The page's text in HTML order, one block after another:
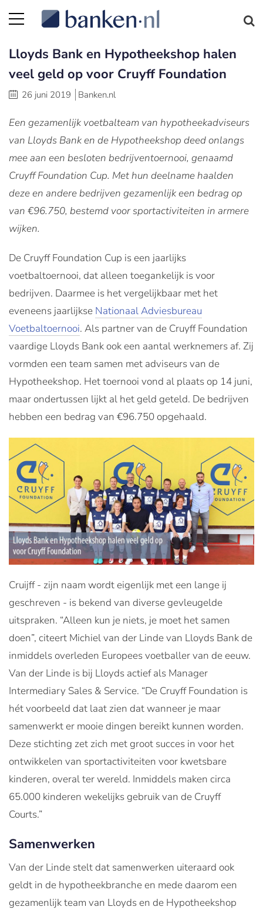
Lloyds Bank en Hypotheekshop halen
veel geld op voor Cruyff Foundation
26 juni 2019 Banken.nl
Een gezamenlijk voetbalteam van hypotheekadviseurs
van Lloyds Bank en de Hypotheekshop deed onlangs
mee aan een besloten bedrijventoernooi, genaamd
Cruyff Foundation Cup. Met hun deelname haalden
deze en andere bedrijven gezamenlijk een bedrag op
van €96.750, bestemd voor sportactiviteiten in armere
wijken.
De Cruyff Foundation Cup is een jaarlijks
voetbaltoernooi, dat alleen toegankelijk is voor
bedrijven. Daarmee is het vergelijkbaar met het
eveneens jaarlijkse Nationaal Adviesbureau
Voetbaltoernooi. Als partner van de Cruyff Foundation
vaardige Lloyds Bank ook een aantal werknemers af. Zij
vormden een team samen met adviseurs van de
Hypotheekshop. Het toernooi vond al plaats op 14 juni,
maar ondertussen lijkt al het geld geteld. De bedrijven
hebben een bedrag van €96.750 opgehaald.
Cruijff - zijn naam wordt eigenlijk met een lange ij
geschreven - is bekend van diverse gevleugelde
uitspraken. “Alleen kun je niets, je moet het samen
doen”, citeert Michiel van der Linde van Lloyds Bank de
inmiddels overleden Europees voetballer van de eeuw.
Van der Linde is bij Lloyds actief als Manager
Intermediary Sales & Service. “De Cruyff Foundation is
hét voorbeeld dat laat zien dat wanneer je maar
samenwerkt er mooie dingen bereikt kunnen worden.
Deze stichting zet zich met groot succes in voor het
ontwikkelen van sportactiviteiten voor kwetsbare
kinderen, overal ter wereld. Inmiddels maken circa
65.000 kinderen wekelijks gebruik van de Cruyff
Courts.”
Samenwerken
Van der Linde stelt dat samenwerken uiteraard ook
geldt in de hypotheekbranche en mede daarom een
gezamenlijk team van Lloyds en de Hypotheekshop